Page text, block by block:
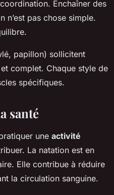
Enchaîner des
n’est pas chose simple.
papillon) sollicitent
complet. Chaque style de
spécifiques.
santé
une activité
La natation est en
Elle contribue à réduire
la circulation sanguine.